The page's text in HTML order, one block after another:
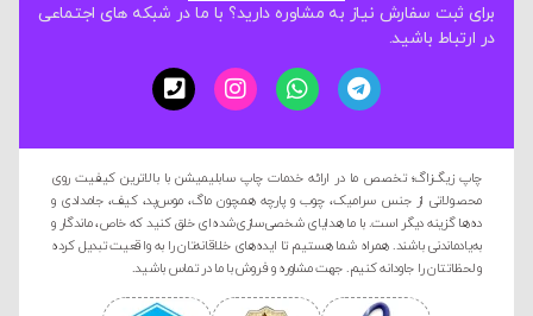
برای ثبت سفارش نیاز به مشاوره دارید؟ با ما در شبکه های اجتماعی
در ارتباط باشید.
چاپ زیگ‌زاگ؛ تخصص ما در ارائه خدمات چاپ سابلیمیشن با بالاترین کیفیت روی
محصولاتی از جنس سرامیک، چوب و پارچه همچون ماگ، موس‌پد، کیف، جامدادی و
ده‌ها گزینه دیگر است. با ما هدایای شخصی‌سازی‌شده‌ای خلق کنید که خاص، ماندگار و
به‌یادماندنی باشند. همراه شما هستیم تا ایده‌های خلاقانه‌تان را به واقعیت تبدیل کرده
و لحظاتتان را جاودانه کنیم. جهت مشاوره و فروش با ما در تماس باشید.